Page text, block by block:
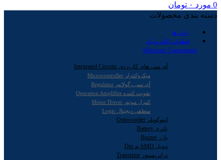
0 مورد ۰ تومان
دسته بندی محصولات
ربات ها
قطعات الکترونیک
Electronic Components
آی سی های کاربردی Integrated Circuits
میکروکنترلر Microcontroller
آی سی رگولاتور Regulator
تقویت کننده Operation Amplifire
کنترل موتور Motor Driver
منطقی دیجیتال Logic
اپتوکوپلر Optocoupler
باتری Battery
بازر Buzzer
تبدیل SMD به Dip
ترانزیستور Transistor